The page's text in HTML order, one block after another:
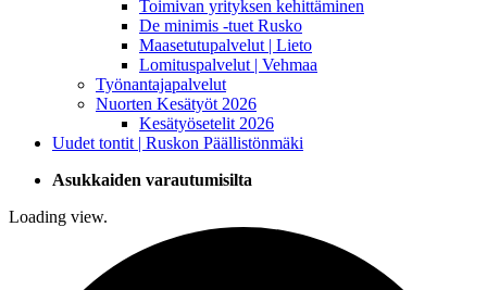
Toimivan yrityksen kehittäminen
De minimis -tuet Rusko
Maasetutupalvelut | Lieto
Lomituspalvelut | Vehmaa
Työnantajapalvelut
Nuorten Kesätyöt 2026
Kesätyösetelit 2026
Uudet tontit | Ruskon Päällistönmäki
Asukkaiden varautumisilta
Loading view.